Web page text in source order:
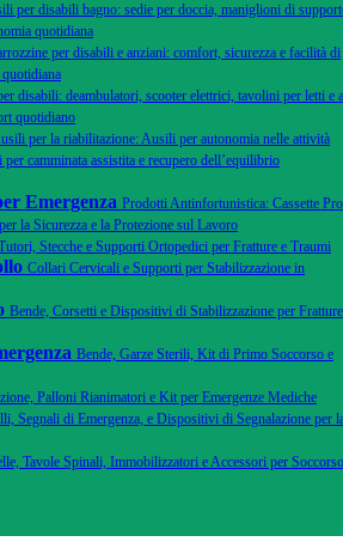
per disabili bagno: sedie per doccia, maniglioni di
quotidiana
per disabili e anziani: comfort, sicurezza e facilità di
disabili: deambulatori, scooter elettrici, tavolini per letti e
quotidiano
per la riabilitazione: Ausili per autonomia nelle attività
camminata assistita e recupero dell’equilibrio
Emergenza Prodotti Antinfortunistica: Cassette
la Sicurezza e la Protezione sul Lavoro
Stecche e Supporti Ortopedici per Fratture e Traumi
Collari Cervicali e Supporti per Stabilizzazione in
Bende, Corsetti e Dispositivi di Stabilizzazione per
Bende, Garze Sterili, Kit di Primo Soccorso e
Palloni Rianimatori e Kit per Emergenze Mediche
Segnali di Emergenza, e Dispositivi di Segnalazione per
Tavole Spinali, Immobilizzatori e Accessori per